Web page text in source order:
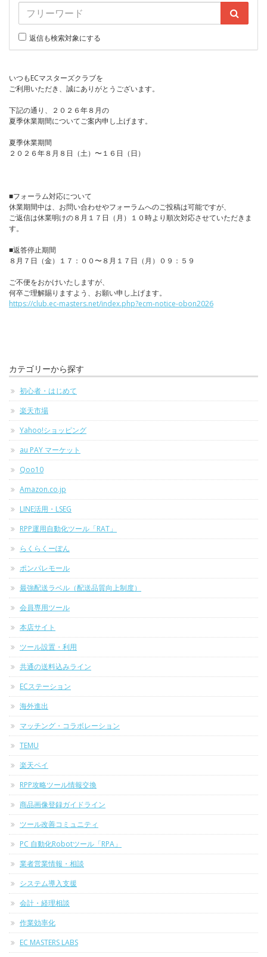
返信も検索対象にする
いつもECマスターズクラブを
ご利用いただき、誠にありがとうございます。
下記の通り、２０２６年８月の
夏季休業期間についてご案内申し上げます。
夏季休業期間
２０２６年８月８日（土）〜１６日（日）
■フォーラム対応について
休業期間中は、お問い合わせやフォーラムへのご投稿は可能ですが、
ご返信は休業明けの８月１７日（月）１０時より順次対応させていただきま
す。
■返答停止期間
８月７日（金）１７：００〜８月１７日（月）０９：５９
ご不便をおかけいたしますが、
何卒ご理解賜りますよう、お願い申し上げます。
https://club.ec-masters.net/index.php?ecm-notice-obon2026
カテゴリーから探す
初心者・はじめて
楽天市場
Yahoo!ショッピング
au PAY マーケット
Qoo10
Amazon.co.jp
LINE活用・LSEG
RPP運用自動化ツール「RAT」
らくらくーぽん
ポンパレモール
最強配送ラベル（配送品質向上制度）
会員専用ツール
本店サイト
ツール設置・利用
共通の送料込みライン
ECステーション
海外進出
マッチング・コラボレーション
TEMU
楽天ペイ
RPP攻略ツール情報交換
商品画像登録ガイドライン
ツール改善コミュニティ
PC 自動化Robotツール「RPA」
業者営業情報・相談
システム導入支援
会計・経理相談
作業効率化
EC MASTERS LABS